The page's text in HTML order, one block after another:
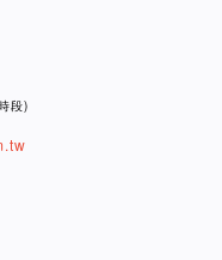
段)